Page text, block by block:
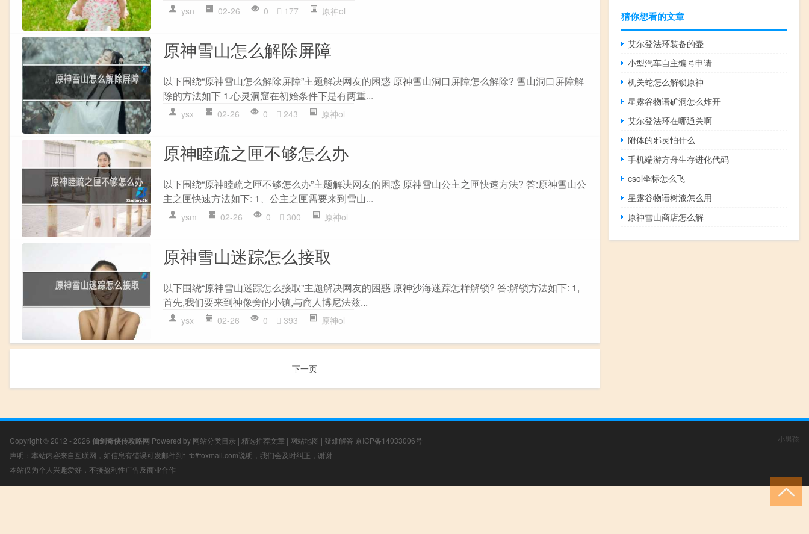
ysn 02-26 0 177 原神ol
原神雪山怎么解除屏障
以下围绕“原神雪山怎么解除屏障”主题解决网友的困惑 原神雪山洞口屏障怎么解除? 雪山洞口屏障解
除的方法如下 1.心灵洞窟在初始条件下是有两重...
ysx 02-26 0 243 原神ol
原神睦疏之匣不够怎么办
以下围绕“原神睦疏之匣不够怎么办”主题解决网友的困惑 原神雪山公主之匣快速方法? 答:原神雪山公
主之匣快速方法如下: 1、公主之匣需要来到雪山...
ysm 02-26 0 300 原神ol
原神雪山迷踪怎么接取
以下围绕“原神雪山迷踪怎么接取”主题解决网友的困惑 原神沙海迷踪怎样解锁? 答:解锁方法如下: 1,
首先,我们要来到神像旁的小镇,与商人博尼法兹...
ysx 02-26 0 393 原神ol
下一页
猜你想看的文章
艾尔登法环装备的壶
小型汽车自主编号申请
机关蛇怎么解锁原神
星露谷物语矿洞怎么炸开
艾尔登法环在哪通关啊
附体的邪灵怕什么
手机端游方舟生存进化代码
csol坐标怎么飞
星露谷物语树液怎么用
原神雪山商店怎么解
Copyright © 2012 - 2026 仙剑奇侠传攻略网 Powered by 网站分类目录 | 精选推荐文章 | 网站地图 | 疑难解答 京ICP备14033006号
声明：本站内容来自互联网，如信息有错误可发邮件到f_fb#foxmail.com说明，我们会及时纠正，谢谢
本站仅为个人兴趣爱好，不接盈利性广告及商业合作
小男孩